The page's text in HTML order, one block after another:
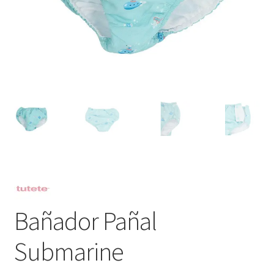
Bañador Pañal
Submarine